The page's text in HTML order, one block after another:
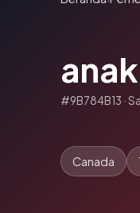
#9B784B13 ·
Canada